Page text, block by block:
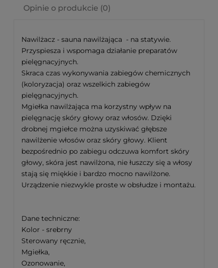
Opinie o produkcie (0)
Nawilżacz - sauna nawilżająca - na statywie.
Przyspiesza i wspomaga działanie preparatów
pielęgnacyjnych.
Skraca czas wykonywania zabiegów chemicznych
(koloryzacja) oraz wszelkich zabiegów
pielęgnacyjnych.
Mgiełka nawilżająca ma korzystny wpływ na
pielęgnację skóry głowy oraz włosów. Dzięki
drobnej mgiełce można uzyskiwać głębsze
nawilżenie włosów oraz skóry głowy. Klient
bezpośrednio po zabiegu odczuwa komfort skóry
głowy, skóra jest nawilżona, nie łuszczy się a włosy
stają się miękkie i bardzo mocno nawilżone.
Urządzenie niezwykle proste w obsłudze i montażu.
Dane techniczne:
Kolor - srebrny
Sterowany ręcznie,
Mgiełka,
Ozonowanie,